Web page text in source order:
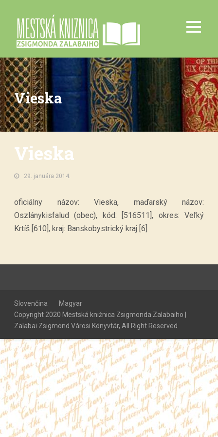
Vieska
Vieska
29. januára 2014.
oficiálny názov: Vieska, maďarský názov:
Oszlánykisfalud (obec), kód: [516511], okres: Veľký
Krtíš [610], kraj: Banskobystrický kraj [6]
Slovenčina
Magyar
Copyright 2020 Mestská knižnica Zsigmonda Zalabaiho |
Zalabai Zsigmond Városi Könyvtár, All Right Reserved